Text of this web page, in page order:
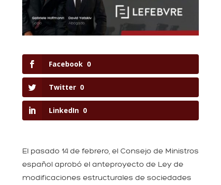
Facebook 0
Twitter 0
LinkedIn 0
El pasado 14 de febrero, el Consejo de Ministros
español aprobó el anteproyecto de Ley de
modificaciones estructurales de sociedades